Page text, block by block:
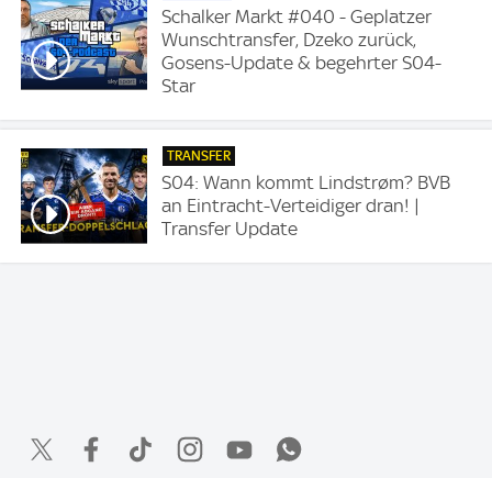
Schalker Markt #040 - Geplatzer
Wunschtransfer, Dzeko zurück,
Gosens-Update & begehrter S04-
Star
TRANSFER
S04: Wann kommt Lindstrøm? BVB
an Eintracht-Verteidiger dran! |
Transfer Update